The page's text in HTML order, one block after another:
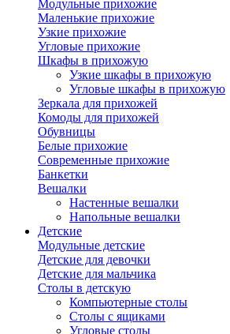
Модульные прихожие
Маленькие прихожие
Узкие прихожие
Угловые прихожие
Шкафы в прихожую
Узкие шкафы в прихожую
Угловые шкафы в прихожую
Зеркала для прихожей
Комоды для прихожей
Обувницы
Белые прихожие
Современные прихожие
Банкетки
Вешалки
Настенные вешалки
Напольные вешалки
Детские
Модульные детские
Детские для девочки
Детские для мальчика
Столы в детскую
Компьютерные столы
Столы с ящиками
Угловые столы